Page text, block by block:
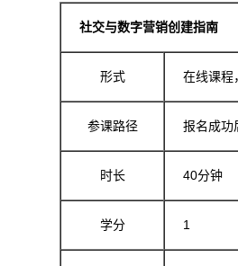
社交与数字营销创建指南
形式 在线课程
参课路径 报名成功
时长 40分钟
学分 1